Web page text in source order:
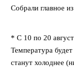
Собрали главное
* С 10 по 20
Температура
станут холоднее